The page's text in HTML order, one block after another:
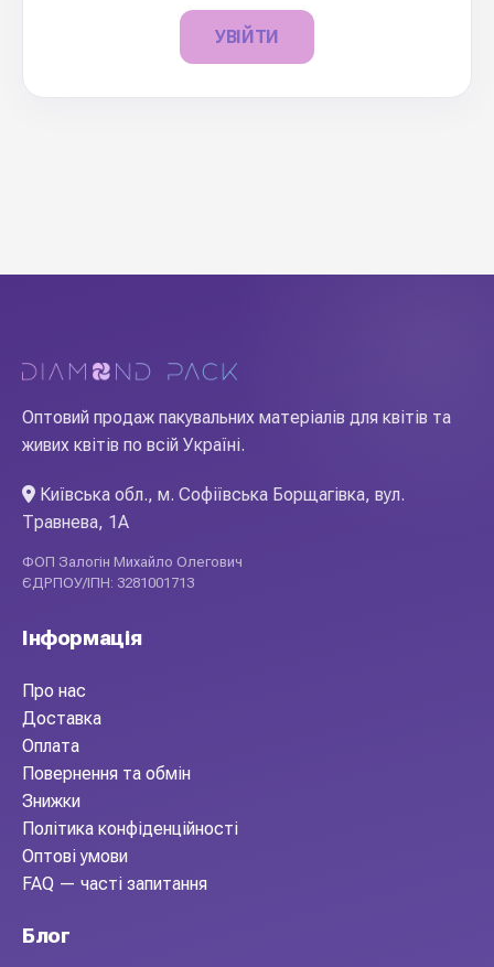
УВІЙТИ
Оптовий продаж пакувальних матеріалів для квітів та
живих квітів по всій Україні.
Київська обл., м. Софіївська Борщагівка, вул.
Травнева, 1А
ФОП Залогін Михайло Олегович
ЄДРПОУ/ІПН: 3281001713
Інформація
Про нас
Доставка
Оплата
Повернення та обмін
Знижки
Політика конфіденційності
Оптові умови
FAQ — часті запитання
Блог